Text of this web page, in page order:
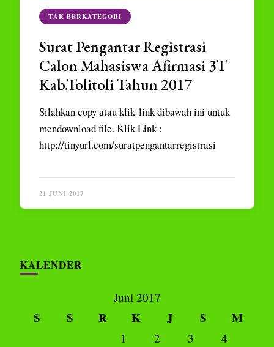
TAK BERKATEGORI
Surat Pengantar Registrasi
Calon Mahasiswa Afirmasi 3T
Kab.Tolitoli Tahun 2017
Silahkan copy atau klik link dibawah ini untuk
mendownload file. Klik Link :
http://tinyurl.com/suratpengantarregistrasi
21 JUNI 2017
KALENDER
Juni 2017
S S R K J S M
1 2 3
4